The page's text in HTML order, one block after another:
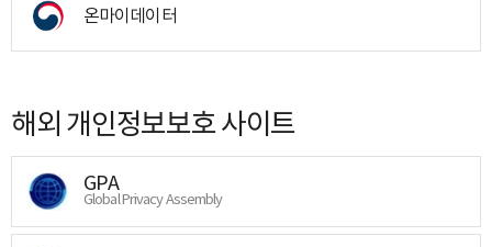
온마이데이터
해외 개인정보보호 사이트
GPA
Global Privacy Assembly